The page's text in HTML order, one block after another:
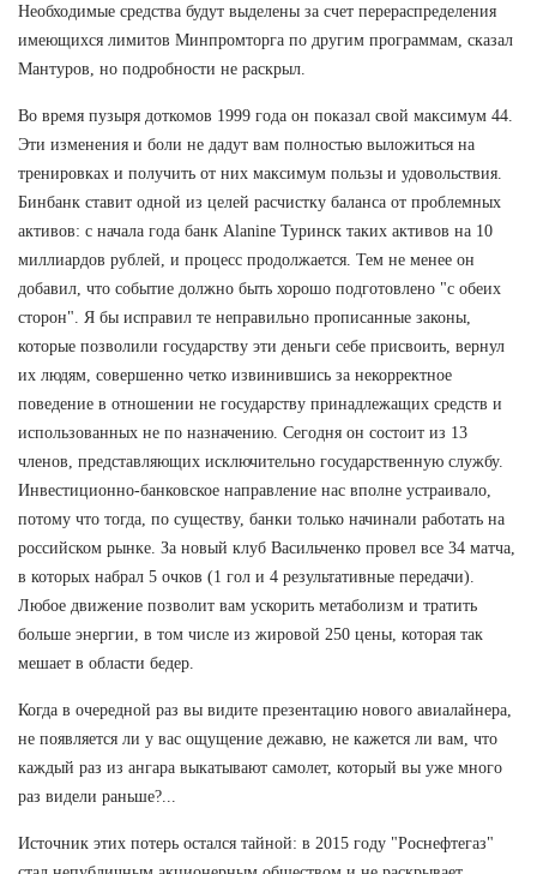
Необходимые средства будут выделены за счет перераспределения
имеющихся лимитов Минпромторга по другим программам, сказал
Мантуров, но подробности не раскрыл.
Во время пузыря доткомов 1999 года он показал свой максимум 44.
Эти изменения и боли не дадут вам полностью выложиться на
тренировках и получить от них максимум пользы и удовольствия.
Бинбанк ставит одной из целей расчистку баланса от проблемных
активов: с начала года банк Alanine Туринск таких активов на 10
миллиардов рублей, и процесс продолжается. Тем не менее он
добавил, что событие должно быть хорошо подготовлено "с обеих
сторон". Я бы исправил те неправильно прописанные законы,
которые позволили государству эти деньги себе присвоить, вернул
их людям, совершенно четко извинившись за некорректное
поведение в отношении не государству принадлежащих средств и
использованных не по назначению. Сегодня он состоит из 13
членов, представляющих исключительно государственную службу.
Инвестиционно-банковское направление нас вполне устраивало,
потому что тогда, по существу, банки только начинали работать на
российском рынке. За новый клуб Васильченко провел все 34 матча,
в которых набрал 5 очков (1 гол и 4 результативные передачи).
Любое движение позволит вам ускорить метаболизм и тратить
больше энергии, в том числе из жировой 250 цены, которая так
мешает в области бедер.
Когда в очередной раз вы видите презентацию нового авиалайнера,
не появляется ли у вас ощущение дежавю, не кажется ли вам, что
каждый раз из ангара выкатывают самолет, который вы уже много
раз видели раньше?...
Источник этих потерь остался тайной: в 2015 году "Роснефтегаз"